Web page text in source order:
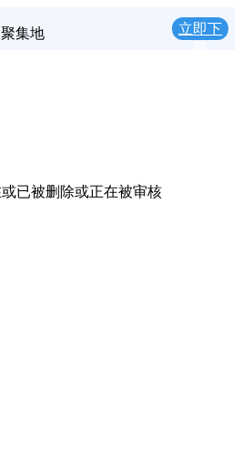
集地
立即下
已被删除或正在被审核